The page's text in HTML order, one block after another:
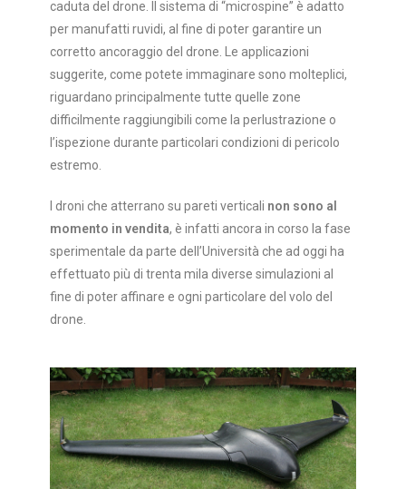
caduta del drone.
Il sistema di “microspine” è adatto
per manufatti ruvidi, al fine di poter garantire un
corretto ancoraggio del drone.
Le applicazioni
suggerite, come potete immaginare sono molteplici,
riguardano principalmente tutte quelle zone
difficilmente raggiungibili come la perlustrazione o
l’ispezione durante particolari condizioni di pericolo
estremo.
I droni che atterrano su pareti verticali non sono al
momento in vendita, è infatti ancora in corso la fase
sperimentale da parte dell’Università che ad oggi ha
effettuato più di trenta mila diverse simulazioni al
fine di poter affinare e ogni particolare del volo del
drone.